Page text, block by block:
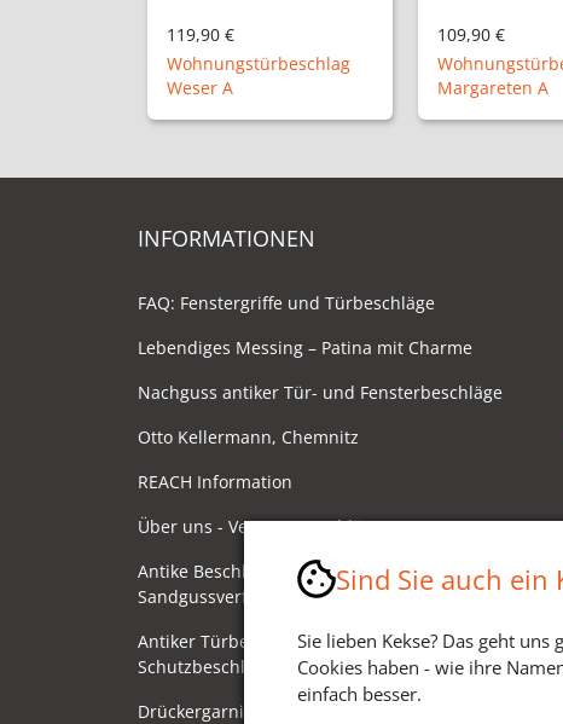
109,90 €
Wohnungstürbeschlag
Margareten A
114,90 €
Ameissee A
INFORMATIONEN
FAQ: Fenstergriffe und Türbeschläge
Lebendiges Messing – Patina mit Charme
Nachguss antiker Tür- und Fensterbeschläge
Otto Kellermann, Chemnitz
REACH Information
Über uns - Ventano Beschläge
Antike Beschläge - Herstellung im
Sandgussverfahren
Antiker Türbeschlag als
Schutzbeschlag/Sicherheitsbeschlag
Drückergarnituren mit Drehknauf
Sind Sie auch ein
Sie lieben Kekse? Das geht
Cookies haben - wie ihre
einfach besser.